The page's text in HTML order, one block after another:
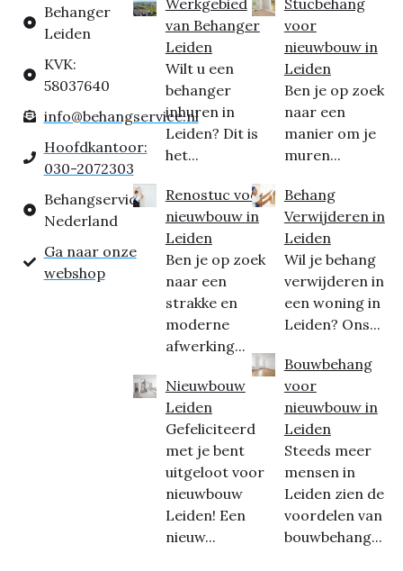
Behanger
Leiden
KVK:
58037640
info@behangservice.nl
Hoofdkantoor:
030-2072303
Behangservice
Nederland
Ga naar onze
webshop
van Behanger
Leiden
Wilt u een
behanger
inhuren in
Leiden? Dit is
het...
Renostuc voor
nieuwbouw in
Leiden
Ben je op zoek
naar een
strakke en
moderne
afwerking...
Nieuwbouw
Leiden
Gefeliciteerd
met je bent
uitgeloot voor
nieuwbouw
Leiden! Een
nieuw...
voor
nieuwbouw in
Leiden
Ben je op zoek
naar een
manier om je
muren...
Behang
Verwijderen in
Leiden
Wil je behang
verwijderen in
een woning in
Leiden? Ons...
Bouwbehang
voor
nieuwbouw in
Leiden
Steeds meer
mensen in
Leiden zien de
voordelen van
bouwbehang...